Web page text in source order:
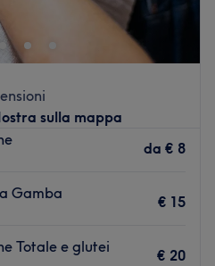
sulla mappa
da € 8
Gamba
€ 15
Totale e glutei
€ 20